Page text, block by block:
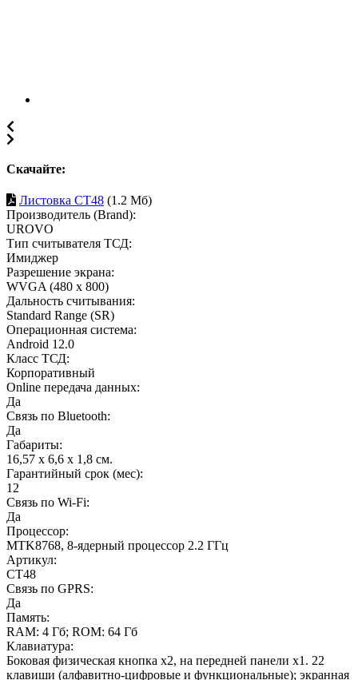
Скачайте:
Листовка CT48 (1.2 Мб)
Производитель (Brand):
UROVO
Тип считывателя ТСД:
Имиджер
Разрешение экрана:
WVGA (480 x 800)
Дальность считывания:
Standard Range (SR)
Операционная система:
Android 12.0
Класс ТСД:
Корпоративный
Online передача данных:
Да
Связь по Bluetooth:
Да
Габариты:
16,57 x 6,6 x 1,8 см.
Гарантийный срок (мес):
12
Связь по Wi-Fi:
Да
Процессор:
MTK8768, 8-ядерный процессор 2.2 ГГц
Артикул:
CT48
Связь по GPRS:
Да
Память:
RAM: 4 Гб; RОM: 64 Гб
Клавиатура:
Боковая физическая кнопка x2, на передней панели х1. 22
клавиши (алфавитно-цифровые и функциональные); экранная